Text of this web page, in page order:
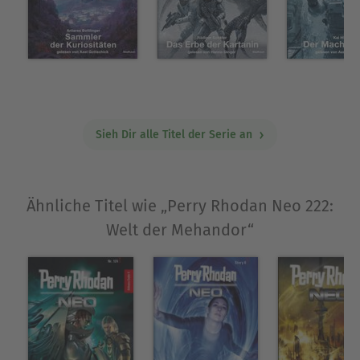
er bricht auf zur WELT DER MEHANDOR ...
Über Michelle Stern
erschienen. Sie hat zahlreiche weitere Romane
und Kunstgeschichte in Frankfurt am Main
studiert. Sie ist fasziniert von den Arbeiten Daniel
Obwohl sie sich als faule Socke ohne
Sendungsbewusstsein bezeichnet, die lieber auf
der Couch herumhängt, hat sie dieses Projekt mit
ihrem Lebenspartner umgesetzt, weil ihr das
Thema wichtig ist.
Sieh Dir alle Titel der Serie an
Ähnliche Titel wie „Perry Rhodan Neo 222:
Welt der Mehandor“